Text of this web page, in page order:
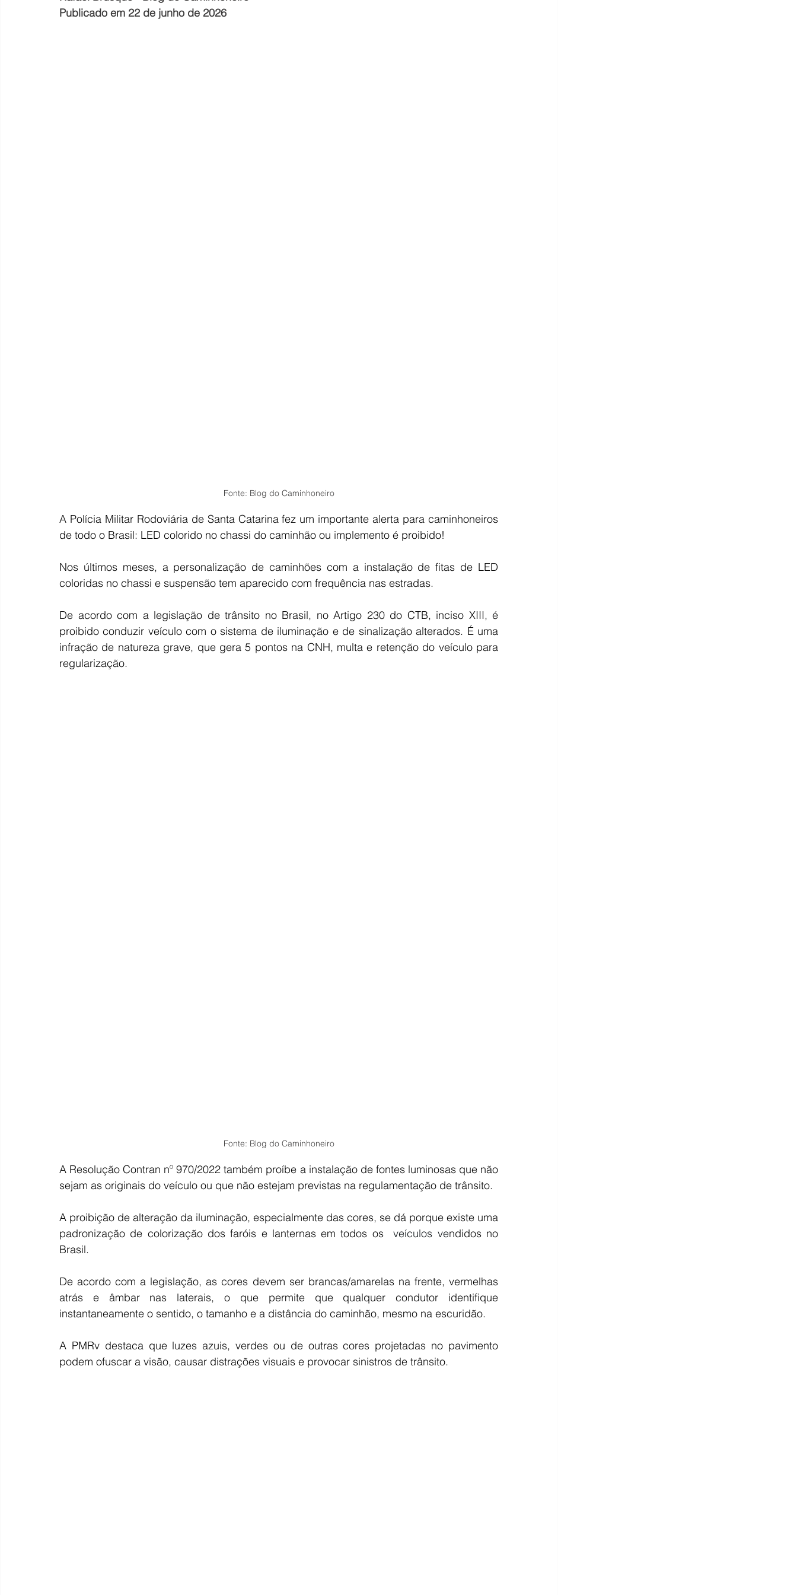
Publicado em 22 de junho de 2026
Fonte: Blog do Caminhoneiro
A Polícia Militar Rodoviária de Santa Catarina fez um importante alerta para caminhoneiros
de todo o Brasil: LED colorido no chassi do caminhão ou implemento é proibido!
Nos últimos meses, a personalização de caminhões com a instalação de fitas de LED
coloridas no chassi e suspensão tem aparecido com frequência nas estradas.
De acordo com a legislação de trânsito no Brasil, no ​Artigo 230 do CTB, inciso XIII, é
proibido conduzir veículo com o sistema de iluminação e de sinalização alterados. É uma
infração de natureza grave, que gera 5 pontos na CNH, multa e retenção do veículo para
regularização.
Fonte: Blog do Caminhoneiro
A ​Resolução Contran nº 970/2022 também proíbe a instalação de fontes luminosas que não
sejam as originais do veículo ou que não estejam previstas na regulamentação de trânsito.
A proibição de alteração da iluminação, especialmente das cores, se dá porque existe uma
padronização de colorização dos faróis e lanternas em todos os
veículos vendidos no
Brasil.
De acordo com a legislação, as cores devem ser brancas/amarelas na frente, vermelhas
atrás e âmbar nas laterais, o que permite que qualquer condutor identifique
instantaneamente o sentido, o tamanho e a distância do caminhão, mesmo na escuridão.
A PMRv destaca que luzes azuis, verdes ou de outras cores projetadas no pavimento
podem ofuscar a visão, causar distrações visuais e provocar sinistros de trânsito.